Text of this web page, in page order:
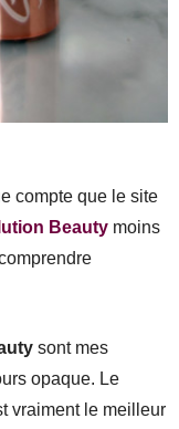
compte que le site
Beauty moins
sont mes
opaque. Le
vraiment le meilleur